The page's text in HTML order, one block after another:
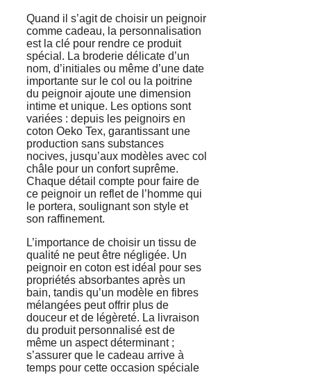
Quand il s’agit de choisir un peignoir
comme cadeau, la personnalisation
est la clé pour rendre ce produit
spécial. La broderie délicate d’un
nom, d’initiales ou même d’une date
importante sur le col ou la poitrine
du peignoir ajoute une dimension
intime et unique. Les options sont
variées : depuis les peignoirs en
coton Oeko Tex, garantissant une
production sans substances
nocives, jusqu’aux modèles avec col
châle pour un confort suprême.
Chaque détail compte pour faire de
ce peignoir un reflet de l’homme qui
le portera, soulignant son style et
son raffinement.
L’importance de choisir un tissu de
qualité ne peut être négligée. Un
peignoir en coton est idéal pour ses
propriétés absorbantes après un
bain, tandis qu’un modèle en fibres
mélangées peut offrir plus de
douceur et de légèreté. La livraison
du produit personnalisé est de
même un aspect déterminant ;
s’assurer que le cadeau arrive à
temps pour cette occasion spéciale